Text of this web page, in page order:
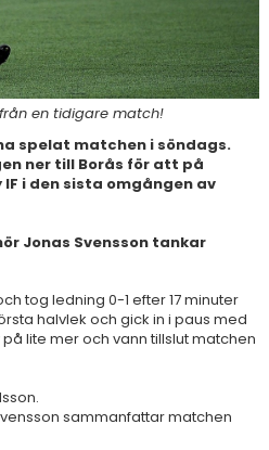
från en tidigare match!
spelat matchen i söndags.
ner till Borås för att på
i den sista omgången av
Jonas Svensson tankar
tog ledning 0-1 efter 17 minuter
halvlek och gick in i paus med
på lite mer och vann tillslut matchen
sammanfattar matchen